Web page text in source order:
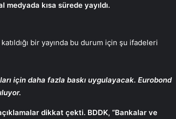
kısa sürede yayıldı.
bir yayında bu durum için şu ifadeleri
için daha fazla baskı uygulayacak. Eurobond
dikkat çekti. BDDK, “Bankalar ve